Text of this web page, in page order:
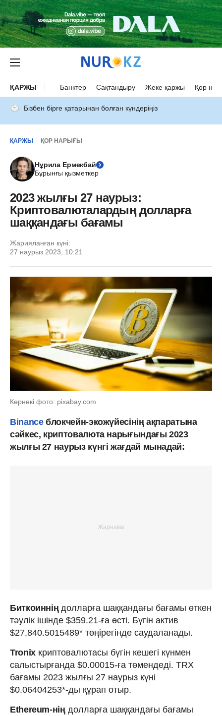
ҚАРЖЫ Банктер Сақтандыру Жеке қаржы Қор
Бізбен бірге қатарынан болған күндеріңіз
ҚАРЖЫ ҚОР НАРЫҒЫ
Нұрила Ермекбай
Бұрынғы қызметкер
2023 жылғы 27 наурыз:
Криптовалюталардың долларға
шаққандағы бағамы
Жарияланған күні:
27 наурыз 2023, 10:21
Көрнекі фото: pixabay.com
Binanceблокчейн-экожүйесінің ақпаратына
сәйкес, криптовалюта нарығындағы 2023
жылғы 27 наурыз күнгі жағдай мынадай:
Биткоинніңдолларға шаққандағы бағамы өткен
тәулік ішінде $359.21-ға өсті. Бүгін актив
$27,840.5015489* төңірегінде саудаланады.
Tronixкриптовалютасы бүгін кешегі күнмен
салыстырғанда $0.00015-ға төмендеді. TRX
бағамы 2023 жылғы 27 наурыз күні
$0.06404253*-ды құрап отыр.
Ethereum-ніңдолларға шаққандағы бағамы